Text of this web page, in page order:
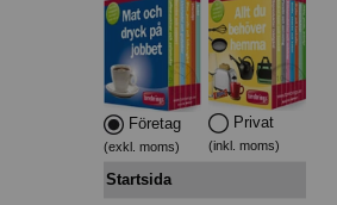
Företag
(exkl. moms)
Privat
(inkl. moms)
Startsida